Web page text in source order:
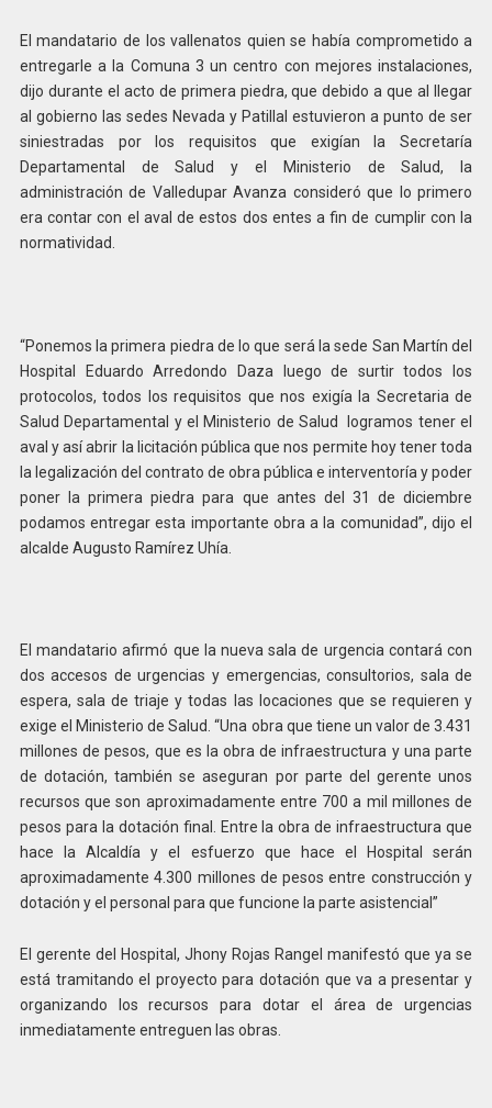
El mandatario de los vallenatos quien se había comprometido a
entregarle a la Comuna 3 un centro con mejores instalaciones,
dijo durante el acto de primera piedra, que debido a que al llegar
al gobierno las sedes Nevada y Patillal estuvieron a punto de ser
siniestradas por los requisitos que exigían la Secretaría
Departamental de Salud y el Ministerio de Salud, la
administración de Valledupar Avanza consideró que lo primero
era contar con el aval de estos dos entes a fin de cumplir con la
normatividad.
“Ponemos la primera piedra de lo que será la sede San Martín del
Hospital Eduardo Arredondo Daza luego de surtir todos los
protocolos, todos los requisitos que nos exigía la Secretaria de
Salud Departamental y el Ministerio de Salud logramos tener el
aval y así abrir la licitación pública que nos permite hoy tener toda
la legalización del contrato de obra pública e interventoría y poder
poner la primera piedra para que antes del 31 de diciembre
podamos entregar esta importante obra a la comunidad”, dijo el
alcalde Augusto Ramírez Uhía.
El mandatario afirmó que la nueva sala de urgencia contará con
dos accesos de urgencias y emergencias, consultorios, sala de
espera, sala de triaje y todas las locaciones que se requieren y
exige el Ministerio de Salud. “Una obra que tiene un valor de 3.431
millones de pesos, que es la obra de infraestructura y una parte
de dotación, también se aseguran por parte del gerente unos
recursos que son aproximadamente entre 700 a mil millones de
pesos para la dotación final. Entre la obra de infraestructura que
hace la Alcaldía y el esfuerzo que hace el Hospital serán
aproximadamente 4.300 millones de pesos entre construcción y
dotación y el personal para que funcione la parte asistencial”
El gerente del Hospital, Jhony Rojas Rangel manifestó que ya se
está tramitando el proyecto para dotación que va a presentar y
organizando los recursos para dotar el área de urgencias
inmediatamente entreguen las obras.